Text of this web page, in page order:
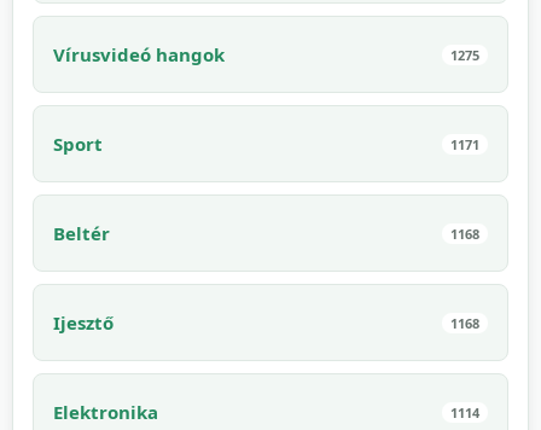
Vírusvideó hangok 1275
Sport 1171
Beltér 1168
Ijesztő 1168
Elektronika 1114